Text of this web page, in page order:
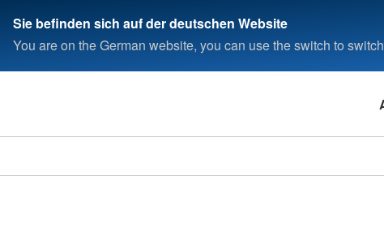
Sie befinden sich auf der deutschen Website
You are on the German website, you can use the switch to